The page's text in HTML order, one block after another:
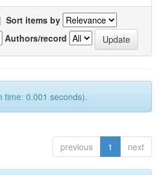
| Sort items by
Authors/record
time: 0.001 seconds).
previous 1 next